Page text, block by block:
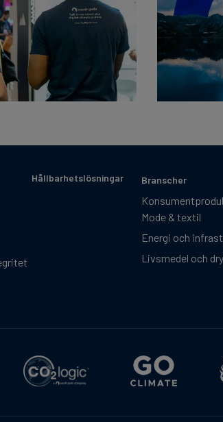
Hållbarhetslösningar Branscher
Mode & textil
Energi och
Livsmedel och